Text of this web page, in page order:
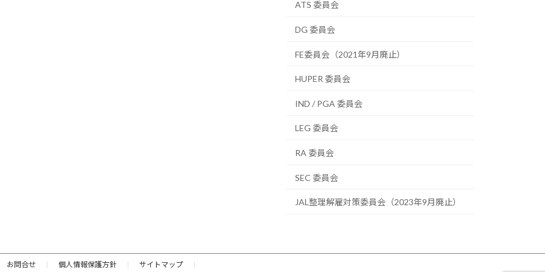
ATS 委員会
DG 委員会
FE委員会（2021年9月廃止）
HUPER 委員会
IND / PGA 委員会
LEG 委員会
RA 委員会
SEC 委員会
JAL整理解雇対策委員会（2023年9月廃止）
お問合せ 個人情報保護方針 サイトマップ